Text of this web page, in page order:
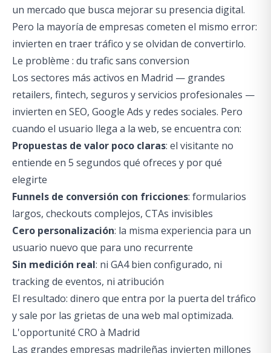
un mercado que busca mejorar su presencia digital.
Pero la mayoría de empresas cometen el mismo error:
invierten en traer tráfico y se olvidan de convertirlo.
Le problème : du trafic sans conversion
Los sectores más activos en Madrid — grandes
retailers, fintech, seguros y servicios profesionales —
invierten en SEO, Google Ads y redes sociales. Pero
cuando el usuario llega a la web, se encuentra con:
Propuestas de valor poco claras: el visitante no
entiende en 5 segundos qué ofreces y por qué
elegirte
Funnels de conversión con fricciones: formularios
largos, checkouts complejos, CTAs invisibles
Cero personalización: la misma experiencia para un
usuario nuevo que para uno recurrente
Sin medición real: ni GA4 bien configurado, ni
tracking de eventos, ni atribución
El resultado: dinero que entra por la puerta del tráfico
y sale por las grietas de una web mal optimizada.
L'opportunité CRO à Madrid
Las grandes empresas madrileñas invierten millones